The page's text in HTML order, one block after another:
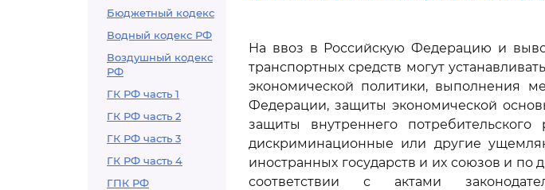
Бюджетный кодекс
Водный кодекс РФ
Воздушный кодекс
РФ
ГК РФ часть 1
ГК РФ часть 2
ГК РФ часть 3
ГК РФ часть 4
ГПК РФ
На ввоз в Российскую Федерацию и
транспортных средств могут
экономической политики, выполнения
Федерации, защиты экономической
защиты внутреннего
дискриминационные или другие
иностранных государств и их союзов и
соответствии с актами